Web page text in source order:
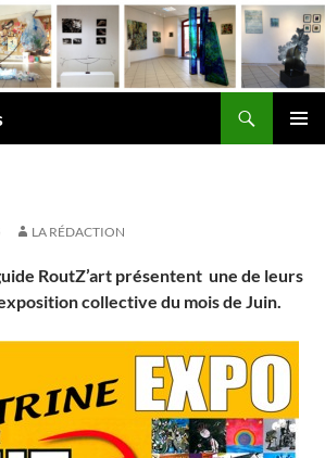
LA RÉDACTION
RoutZ’art présentent une de leurs
collective du mois de Juin.